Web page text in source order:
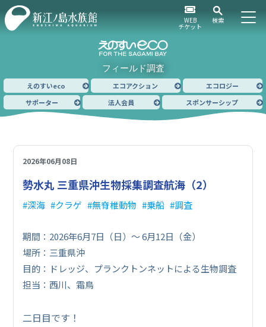
WEB
チケット
検索
フィールド調査
えのすいeco エコアクション
エコロジー
サポーター
法人会員 スポンサーシップ
2026年06月08日
勢水丸 三重県沖生物採集調査航海（2）
深海 クラゲ 無脊椎動物 乗船 調査
期間：2026年6月7日（日）〜 6月12日（金）
場所：三重県沖
目的：ドレッジ、プランクトンネットによる生物調査
担当：西川、霜鳥
二日目です！